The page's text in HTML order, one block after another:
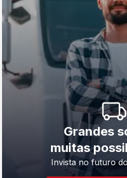
Grandes
muitas
Invista no futuro